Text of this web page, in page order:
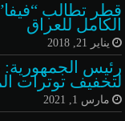
قطر تطالب
الكامل للعراق
يناير 21, 2018
رئيس
لتخفيف توترات
مارس 1, 2021